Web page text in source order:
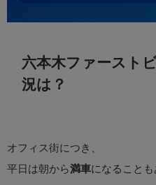
六本木ファースト
況は？
オフィス街につき、
平日は朝から満車になることも